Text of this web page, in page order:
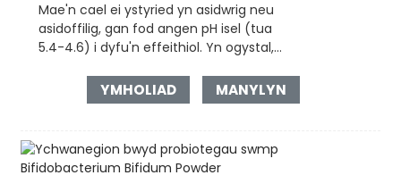
Mae'n cael ei ystyried yn asidwrig neu
asidoffilig, gan fod angen pH isel (tua
5.4-4.6) i dyfu'n effeithiol. Yn ogystal,...
YMHOLIAD MANYLYN